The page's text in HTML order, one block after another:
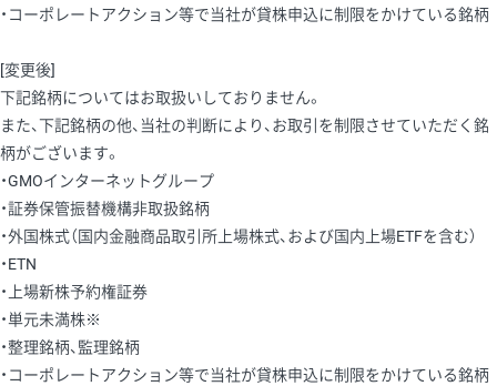
・コーポレートアクション等で当社が貸株申込に制限をかけている銘柄
[変更後]
下記銘柄についてはお取扱いしておりません。
また、下記銘柄の他、当社の判断により、お取引を制限させていただく銘
柄がございます。
・GMOインターネットグループ
・証券保管振替機構非取扱銘柄
・外国株式（国内金融商品取引所上場株式、および国内上場ETFを含む）
・ETN
・上場新株予約権証券
・単元未満株※
・整理銘柄、監理銘柄
・コーポレートアクション等で当社が貸株申込に制限をかけている銘柄